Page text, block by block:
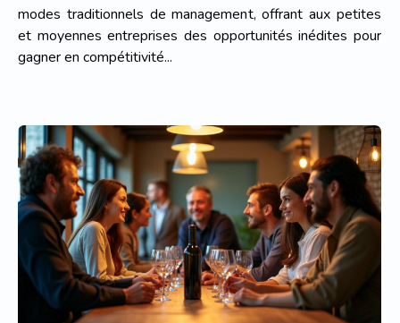
modes traditionnels de management, offrant aux petites
et moyennes entreprises des opportunités inédites pour
gagner en compétitivité...